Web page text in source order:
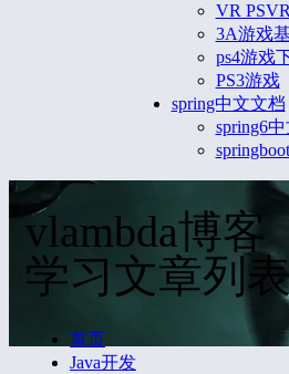
VR
3A游戏
ps4游戏
PS3游戏
spring中文文档
spring6
vlambda博客
学习文章列
首页
Java开发